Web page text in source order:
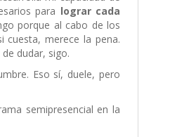
para lograr cada
porque al cabo de los
cuesta, merece la pena.
dudar, sigo.
Eso sí, duele, pero
semipresencial en la